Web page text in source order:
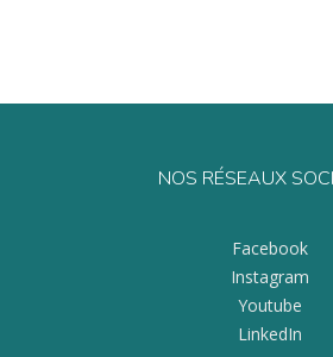
NOS RÉSEAUX
Facebook
Instagram
Youtube
LinkedIn